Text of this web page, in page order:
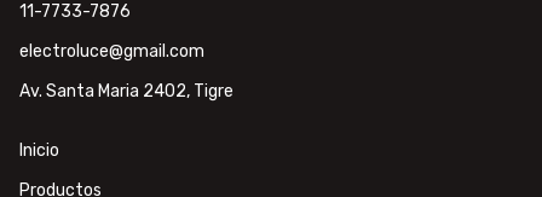
11-7733-7876
electroluce@gmail.com
Av. Santa Maria 2402, Tigre
Inicio
Productos